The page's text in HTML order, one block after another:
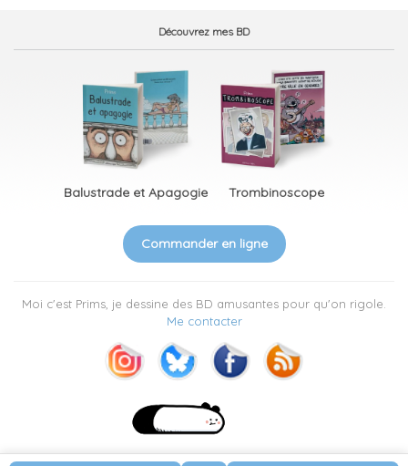
Découvrez mes BD
Balustrade et Apagogie Trombinoscope
Commander en ligne
Moi c'est Prims, je dessine des BD amusantes pour qu'on rigole.
Me contacter